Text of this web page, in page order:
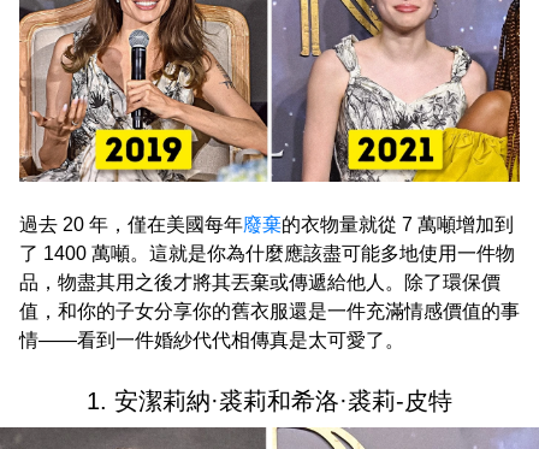
過去 20 年，僅在美國每年廢棄的衣物量就從 7 萬噸增加到
了 1400 萬噸。這就是你為什麼應該盡可能多地使用一件物
品，物盡其用之後才將其丟棄或傳遞給他人。除了環保價
值，和你的子女分享你的舊衣服還是一件充滿情感價值的事
情——看到一件婚紗代代相傳真是太可愛了。
1. 安潔莉納·裘莉和希洛·裘莉-皮特